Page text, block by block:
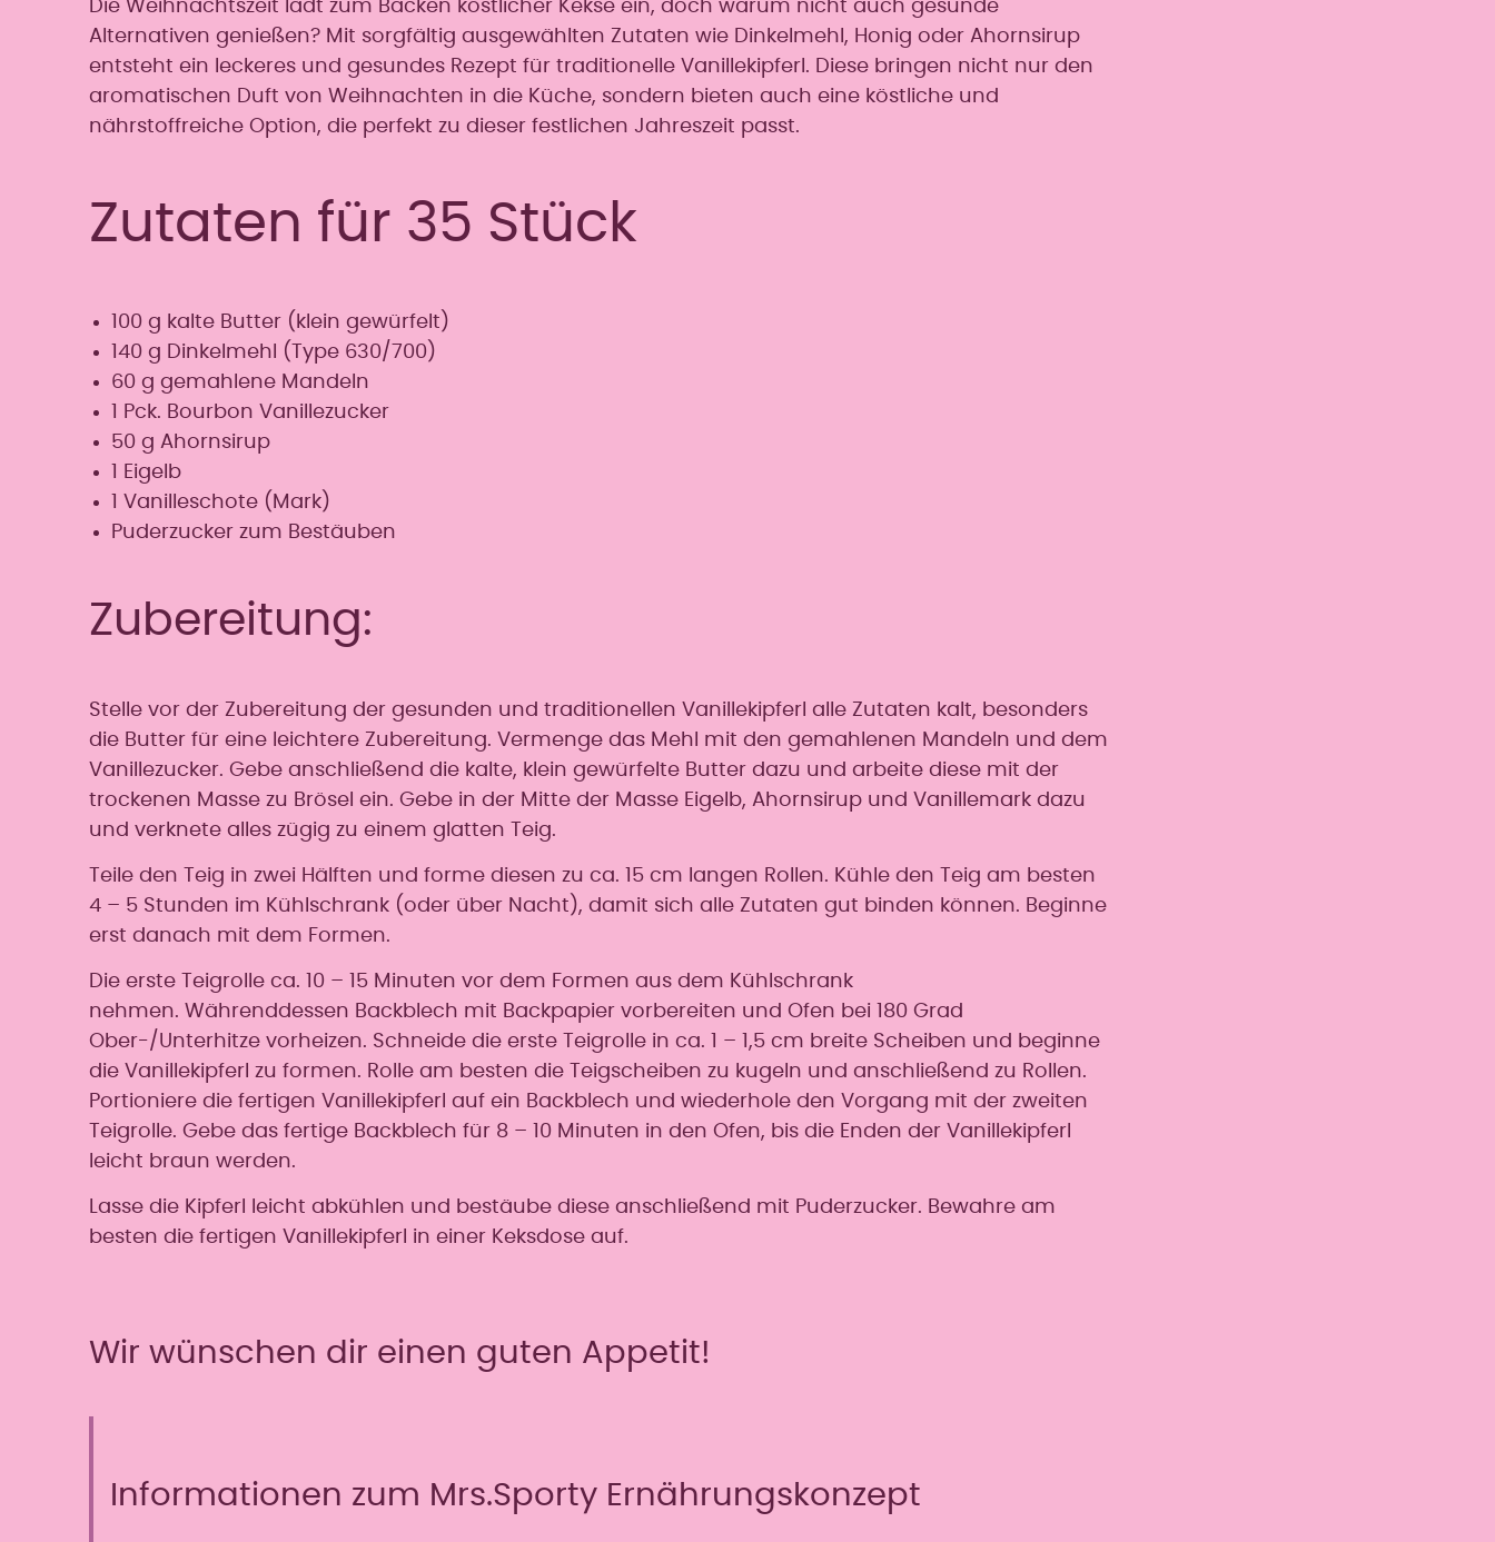
Die Weihnachtszeit lädt zum Backen köstlicher Kekse ein, doch warum nicht auch gesunde
Alternativen genießen? Mit sorgfältig ausgewählten Zutaten wie Dinkelmehl, Honig oder Ahornsirup
entsteht ein leckeres und gesundes Rezept für traditionelle Vanillekipferl. Diese bringen nicht nur den
aromatischen Duft von Weihnachten in die Küche, sondern bieten auch eine köstliche und
nährstoffreiche Option, die perfekt zu dieser festlichen Jahreszeit passt.
Zutaten für 35 Stück
100 g kalte Butter (klein gewürfelt)
140 g Dinkelmehl (Type 630/700)
60 g gemahlene Mandeln
1 Pck. Bourbon Vanillezucker
50 g Ahornsirup
1 Eigelb
1 Vanilleschote (Mark)
Puderzucker zum Bestäuben
Zubereitung:
Stelle vor der Zubereitung der gesunden und traditionellen Vanillekipferl alle Zutaten kalt, besonders
die Butter für eine leichtere Zubereitung. Vermenge das Mehl mit den gemahlenen Mandeln und dem
Vanillezucker. Gebe anschließend die kalte, klein gewürfelte Butter dazu und arbeite diese mit der
trockenen Masse zu Brösel ein. Gebe in der Mitte der Masse Eigelb, Ahornsirup und Vanillemark dazu
und verknete alles zügig zu einem glatten Teig.
Teile den Teig in zwei Hälften und forme diesen zu ca. 15 cm langen Rollen. Kühle den Teig am besten
4 – 5 Stunden im Kühlschrank (oder über Nacht), damit sich alle Zutaten gut binden können. Beginne
erst danach mit dem Formen.
Die erste Teigrolle ca. 10 – 15 Minuten vor dem Formen aus dem Kühlschrank
nehmen. Währenddessen Backblech mit Backpapier vorbereiten und Ofen bei 180 Grad
Ober-/Unterhitze vorheizen. Schneide die erste Teigrolle in ca. 1 – 1,5 cm breite Scheiben und beginne
die Vanillekipferl zu formen. Rolle am besten die Teigscheiben zu kugeln und anschließend zu Rollen.
Portioniere die fertigen Vanillekipferl auf ein Backblech und wiederhole den Vorgang mit der zweiten
Teigrolle. Gebe das fertige Backblech für 8 – 10 Minuten in den Ofen, bis die Enden der Vanillekipferl
leicht braun werden.
Lasse die Kipferl leicht abkühlen und bestäube diese anschließend mit Puderzucker. Bewahre am
besten die fertigen Vanillekipferl in einer Keksdose auf.
Wir wünschen dir einen guten Appetit!
Informationen zum Mrs.Sporty Ernährungskonzept